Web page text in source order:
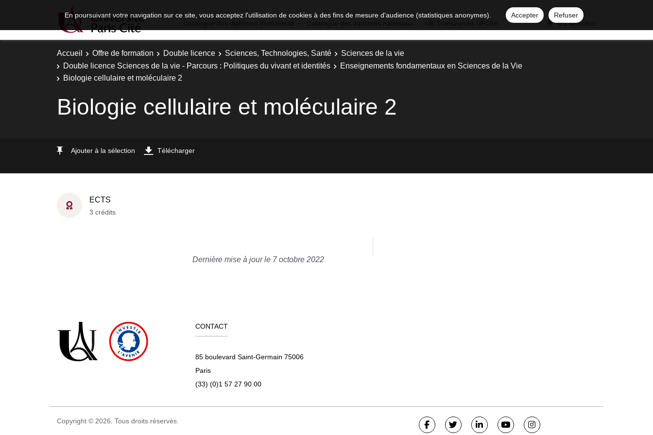
En poursuivant votre navigation sur ce site, vous acceptez l'utilisation de cookies à des fins de mesure d'audience (statistiques anonymes). Accepter
Refuser
Ma sélection
Accueil Offre de formation Double licence Sciences, Technologies, Santé
Sciences de la vie
Double licence Sciences de la vie - Parcours : Politiques du vivant et identités
Enseignements fondamentaux en Sciences de la Vie
Biologie cellulaire et moléculaire 2
Biologie cellulaire et moléculaire 2
Ajouter à la sélection Télécharger
ECTS
3 crédits
Dernière mise à jour le 7 octobre 2022
CONTACT
85 boulevard Saint-Germain 75006
Paris
(33) (0)1 57 27 90 00
Copyright © 2026. Tous droits réservés.